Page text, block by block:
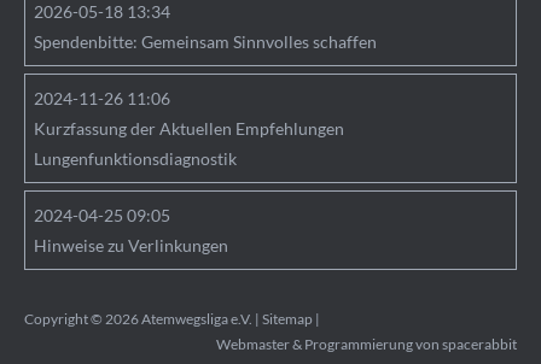
2026-05-18 13:34
Spendenbitte: Gemeinsam Sinnvolles schaffen
2024-11-26 11:06
Kurzfassung der Aktuellen Empfehlungen
Lungenfunktionsdiagnostik
2024-04-25 09:05
Hinweise zu Verlinkungen
Copyright © 2026 Atemwegsliga e.V. |Sitemap |
Webmaster & Programmierung von spacerabbit